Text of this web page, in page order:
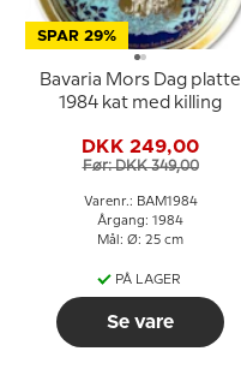
SPAR 29%
Bavaria Mors Dag platte
1984 kat med killing
DKK 249,00
Før: DKK 349,00
Varenr.: BAM1984
Årgang: 1984
Mål: Ø: 25 cm
PÅ LAGER
Se vare